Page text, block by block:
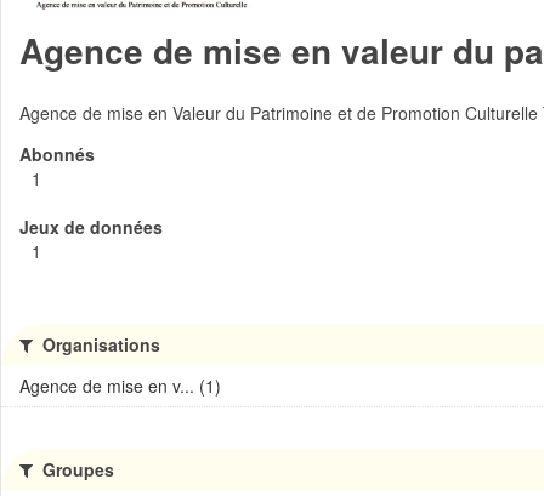
Agence de mise en valeur du
Agence de mise en Valeur du Patrimoine et de Promotion
Abonnés
1
Jeux de données
1
Organisations
Agence de mise en v... (1)
Groupes